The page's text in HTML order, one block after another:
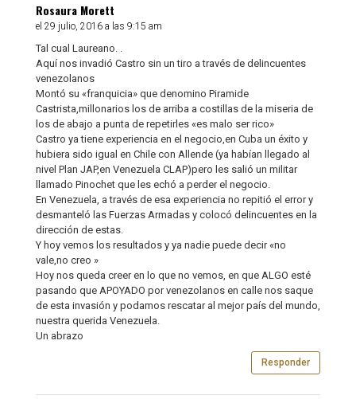
Rosaura Morett
el 29 julio, 2016 a las 9:15 am
Tal cual Laureano. .
Aquí nos invadió Castro sin un tiro a través de delincuentes
venezolanos
Montó su «franquicia» que denomino Piramide
Castrista,millonarios los de arriba a costillas de la miseria de
los de abajo a punta de repetirles «es malo ser rico»
Castro ya tiene experiencia en el negocio,en Cuba un éxito y
hubiera sido igual en Chile con Allende (ya habían llegado al
nivel Plan JAP,en Venezuela CLAP)pero les salió un militar
llamado Pinochet que les echó a perder el negocio.
En Venezuela, a través de esa experiencia no repitió el error y
desmanteló las Fuerzas Armadas y colocó delincuentes en la
dirección de estas.
Y hoy vemos los resultados y ya nadie puede decir «no
vale,no creo »
Hoy nos queda creer en lo que no vemos, en que ALGO esté
pasando que APOYADO por venezolanos en calle nos saque
de esta invasión y podamos rescatar al mejor país del mundo,
nuestra querida Venezuela.
Un abrazo
Responder